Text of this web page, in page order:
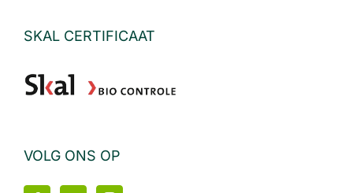
SKAL CERTIFICAAT
VOLG ONS OP